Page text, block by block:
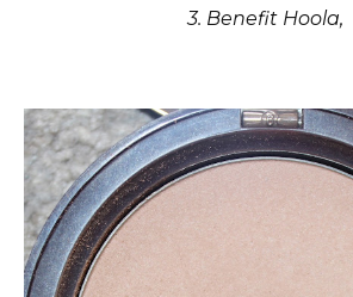
3. Benefit Hoola,